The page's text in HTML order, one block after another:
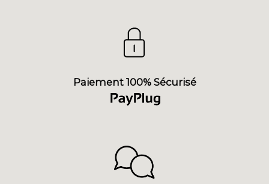
Paiement 100% Sécurisé